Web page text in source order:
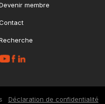
membre
Déclaration de confidentialité